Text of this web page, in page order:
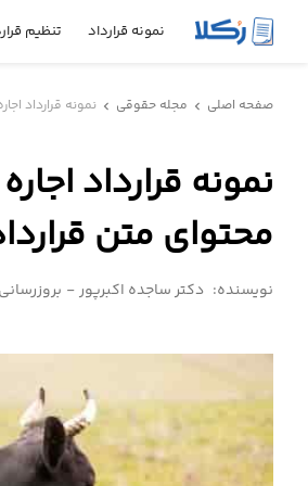
نمونه قرارداد تنظیم
قرارداد
تنظیم
حقوقی
محاسبه
آنلاین
صفحه اصلی chevron_left مجله حقوقی chevron_left نمونه قرارداد
نمونه قرارداد
محتوای متن
نویسنده: دکتر ساجده اکبرپور-